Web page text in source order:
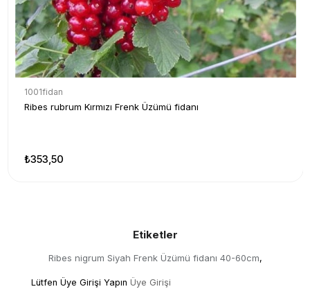
1001fidan
Ribes rubrum Kırmızı Frenk Üzümü fidanı
₺353,50
Etiketler
Ribes nigrum Siyah Frenk Üzümü fidanı 40-60cm,
Lütfen Üye Girişi Yapın Üye Girişi